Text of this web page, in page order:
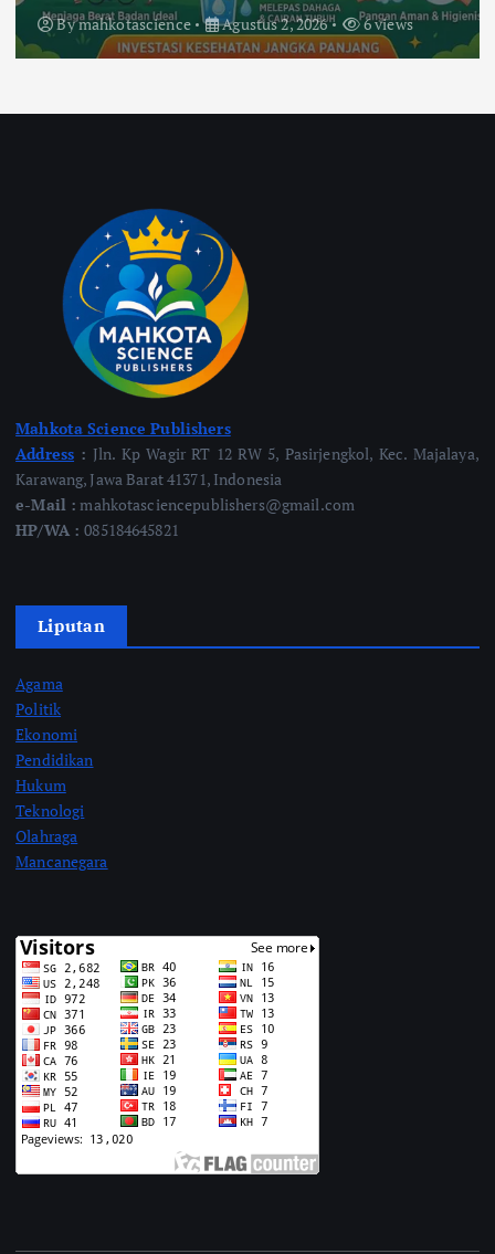
Bymahkotascience Agustus 2, 2026 6 views
Mahkota Science Publishers
Address : Jln. Kp Wagir RT 12 RW 5, Pasirjengkol, Kec. Majalaya,
Karawang, Jawa Barat 41371, Indonesia
e-Mail : mahkotasciencepublishers@gmail.com
HP/WA :085184645821
Liputan
Agama
Politik
Ekonomi
Pendidikan
Hukum
Teknologi
Olahraga
Mancanegara